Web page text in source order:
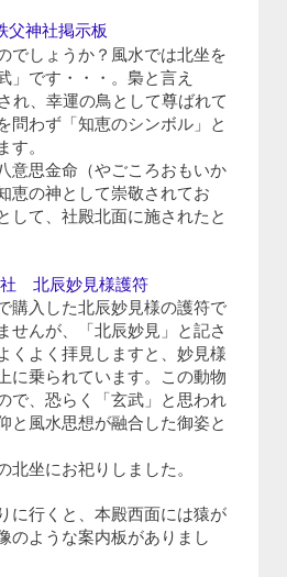
でしょうか？風水では北坐を
」です・・・。梟と言え
れ、幸運の鳥として尊ばれて
問わず「知恵のシンボル」と
。
意思金命（やごころおもいか
恵の神として崇敬されてお
して、社殿北面に施されたと
購入した北辰妙見様の護符で
せんが、「北辰妙見」と記さ
くよく拝見しますと、妙見様
に乗られています。この動物
で、恐らく「玄武」と思われ
と風水思想が融合した御姿と
坐にお祀りしました。
に行くと、本殿西面には猿が
のような案内板がありまし